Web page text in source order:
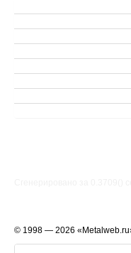
© 1998 — 2026